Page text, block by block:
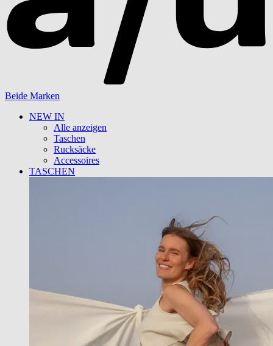
Beide Marken
NEW IN
Alle anzeigen
Taschen
Rucksäcke
Accessoires
TASCHEN